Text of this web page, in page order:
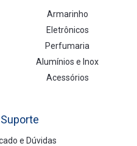
Armarinho
Eletrônicos
Perfumaria
Alumínios e Inox
Acessórios
e Dúvidas